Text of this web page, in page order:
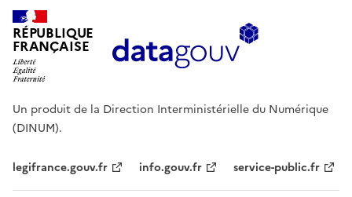
RÉPUBLIQUE
FRANÇAISE
Un produit de la Direction Interministérielle du Numérique
(DINUM).
legifrance.gouv.fr info.gouv.fr service-public.fr